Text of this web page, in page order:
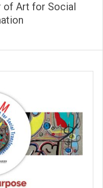
of Art for Social